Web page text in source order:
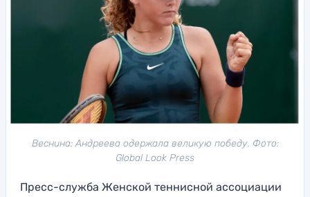
Веснина: Андреева одержала великую победу. Фото:
Global Look Press
Пресс-служба Женской теннисной ассоциации